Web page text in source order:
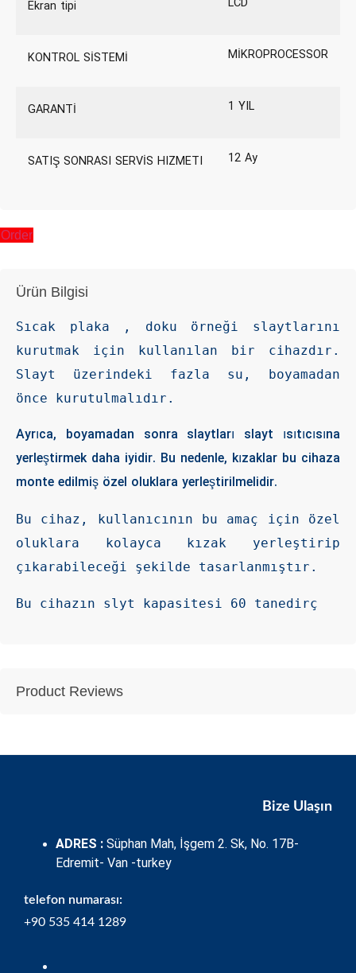
Ekran tipi
KONTROL SİSTEMİ MİKROPROCESSOR
GARANTİ 1 YIL
SATIŞ SONRASI SERVİS HIZMETI 12 Ay
Order
Ürün Bilgisi
Sıcak plaka , doku örneği slaytlarını
kurutmak için kullanılan bir cihazdır.
Slayt üzerindeki fazla su, boyamadan
önce kurutulmalıdır.
Ayrıca, boyamadan sonra slaytları slayt ısıtıcısına
yerleştirmek daha iyidir. Bu nedenle, kızaklar bu cihaza
monte edilmiş özel oluklara yerleştirilmelidir.
Bu cihaz, kullanıcının bu amaç için özel
oluklara kolayca kızak yerleştirip
çıkarabileceği şekilde tasarlanmıştır.
Bu cihazın slyt kapasitesi 60 tanedirç
Product Reviews
Bize Ulaşın
ADRES : Süphan Mah, İşgem 2. Sk, No. 17B-
Edremit- Van -turkey
telefon numarası:
+90 535 414 1289